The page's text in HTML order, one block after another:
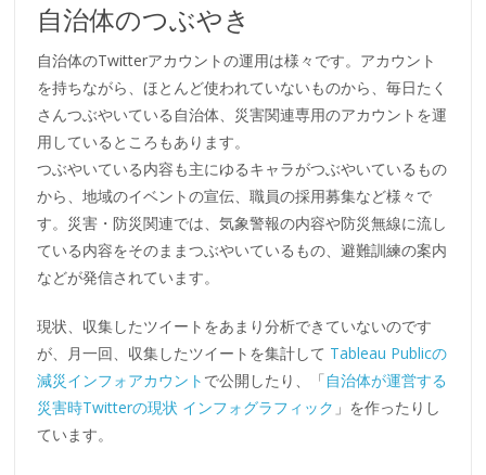
自治体のつぶやき
自治体のTwitterアカウントの運用は様々です。アカウント
を持ちながら、ほとんど使われていないものから、毎日たく
さんつぶやいている自治体、災害関連専用のアカウントを運
用しているところもあります。
つぶやいている内容も主にゆるキャラがつぶやいているもの
から、地域のイベントの宣伝、職員の採用募集など様々で
す。災害・防災関連では、気象警報の内容や防災無線に流し
ている内容をそのままつぶやいているもの、避難訓練の案内
などが発信されています。
現状、収集したツイートをあまり分析できていないのです
が、月一回、収集したツイートを集計して Tableau Publicの
減災インフォアカウント で公開したり、「自治体が運営する
災害時Twitterの現状 インフォグラフィック 」を作ったりし
ています。